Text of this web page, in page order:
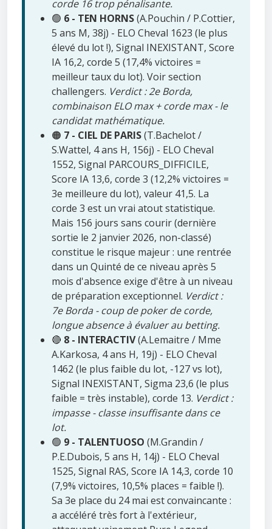
corde 16 trop pénalisante.
🟢 6 - TEN HORNS(A.Pouchin / P.Cottier,
5 ans M, 38j) - ELO Cheval 1623 (le plus
élevé du lot !), Signal INEXISTANT, Score
IA 16,2, corde 5 (17,4% victoires =
meilleur taux du lot). Voir section
challengers. Verdict : 2e Borda,
combinaison ELO max + corde max - le
candidat mathématique.
🟠 7 - CIEL DE PARIS(T.Bachelot /
S.Wattel, 4 ans H, 156j) - ELO Cheval
1552, Signal PARCOURS_DIFFICILE,
Score IA 13,6, corde 3 (12,2% victoires =
3e meilleure du lot), valeur 41,5. La
corde 3 est un vrai atout statistique.
Mais 156 jours sans courir (dernière
sortie le 2 janvier 2026, non-classé)
constitue le risque majeur : une rentrée
dans un Quinté de ce niveau après 5
mois d'absence exige d'être à un niveau
de préparation exceptionnel. Verdict :
7e Borda - coup de poker de corde,
longue absence à évaluer au betting.
🔴 8 - INTERACTIV(A.Lemaitre / Mme
A.Karkosa, 4 ans H, 19j) - ELO Cheval
1462 (le plus faible du lot, -127 vs lot),
Signal INEXISTANT, Sigma 23,6 (le plus
faible = très instable), corde 13. Verdict :
impasse - classe insuffisante dans ce
lot.
🟢 9 - TALENTUOSO (M.Grandin /
P.E.Dubois, 5 ans H, 14j) - ELO Cheval
1525, Signal RAS, Score IA 14,3, corde 10
(7,9% victoires, 10,5% places = faible !).
Sa 3e place du 24 mai est convaincante :
a accéléré très fort à l'extérieur,